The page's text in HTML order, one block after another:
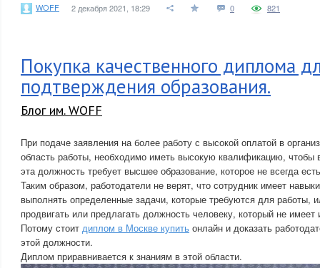
WOFF 2 декабря 2021, 18:29 0 821
Покупка качественного диплома
подтверждения образования.
Блог им. WOFF
При подаче заявления на более работу с высокой оплатой в
область работы, необходимо иметь высокую квалификацию, чтобы
эта должность требует высшее образование, которое не всегда
Таким образом, работодатели не верят, что сотрудник имеет
выполнять определенные задачи, которые требуются для работы,
продвигать или предлагать должность человеку, который не имеет
Потому стоит диплом в Москве купить онлайн и доказать
этой должности.
Диплом приравнивается к знаниям в этой области.